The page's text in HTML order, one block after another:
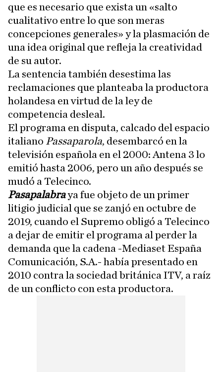
que es necesario que exista un «salto
cualitativo entre lo que son meras
concepciones generales» y la plasmación de
una idea original que refleja la creatividad
de su autor.
La sentencia también desestima las
reclamaciones que planteaba la productora
holandesa en virtud de la ley de
competencia desleal.
El programa en disputa, calcado del espacio
italiano Passaparola, desembarcó en la
televisión española en el 2000: Antena 3 lo
emitió hasta 2006, pero un año después se
mudó a Telecinco.
Pasapalabraya fue objeto de un primer
litigio judicial que se zanjó en octubre de
2019, cuando el Supremo obligó a Telecinco
a dejar de emitir el programa al perder la
demanda que la cadena -Mediaset España
Comunicación, S.A.- había presentado en
2010 contra la sociedad británica ITV, a raíz
de un conflicto con esta productora.